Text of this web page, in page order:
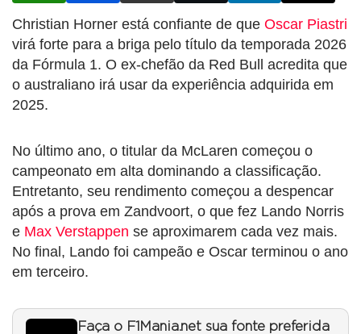
Christian Horner está confiante de que Oscar Piastri
virá forte para a briga pelo título da temporada 2026
da Fórmula 1. O ex-chefão da Red Bull acredita que
o australiano irá usar da experiência adquirida em
2025.
No último ano, o titular da McLaren começou o
campeonato em alta dominando a classificação.
Entretanto, seu rendimento começou a despencar
após a prova em Zandvoort, o que fez Lando Norris
e Max Verstappen se aproximarem cada vez mais.
No final, Lando foi campeão e Oscar terminou o ano
em terceiro.
Faça o F1Mania.net sua fonte preferida